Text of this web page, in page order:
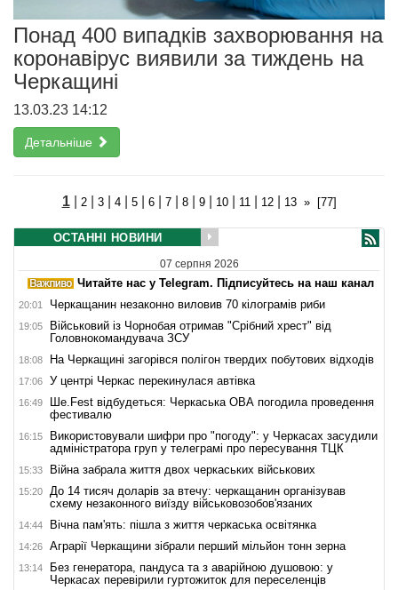
Понад 400 випадків захворювання на
коронавірус виявили за тиждень на
Черкащині
13.03.23 14:12
Детальніше
1| 2| 3| 4| 5| 6| 7| 8| 9| 10| 11 12| 13 » [77]
ОСТАННІ НОВИНИ
07 серпня 2026
Читайте нас у Telegram. Підписуйтесь на наш канал
20:01 Черкащанин незаконно виловив 70 кілограмів риби
19:05
Військовий із Чорнобая отримав "Срібний хрест" від
Головнокомандувача ЗСУ
18:08 На Черкащині загорівся полігон твердих побутових відходів
17:06 У центрі Черкас перекинулася автівка
16:49
Ше.Fest відбудеться: Черкаська ОВА погодила проведення
фестивалю
16:15
Використовували шифри про "погоду": у Черкасах засудили
адміністратора груп у телеграмі про пересування ТЦК
15:33 Війна забрала життя двох черкаських військових
15:20
До 14 тисяч доларів за втечу: черкащанин організував
схему незаконного виїзду військовозобов'язаних
14:44 Вічна пам'ять: пішла з життя черкаська освітянка
14:26 Аграрії Черкащини зібрали перший мільйон тонн зерна
13:14
Без генератора, пандуса та з аварійною душовою: у
Черкасах перевірили гуртожиток для переселенців